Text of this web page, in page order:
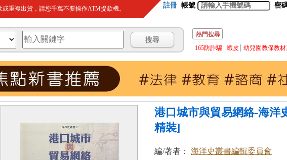
重複出貨，請您千萬不要操作ATM提款機。 註冊 帳號 密
熱門搜尋
165防詐騙
蝦皮 幼兒園教保教材
港口城市與貿易網絡-海洋
精裝]
編/著者： 海洋史叢書編輯委員會